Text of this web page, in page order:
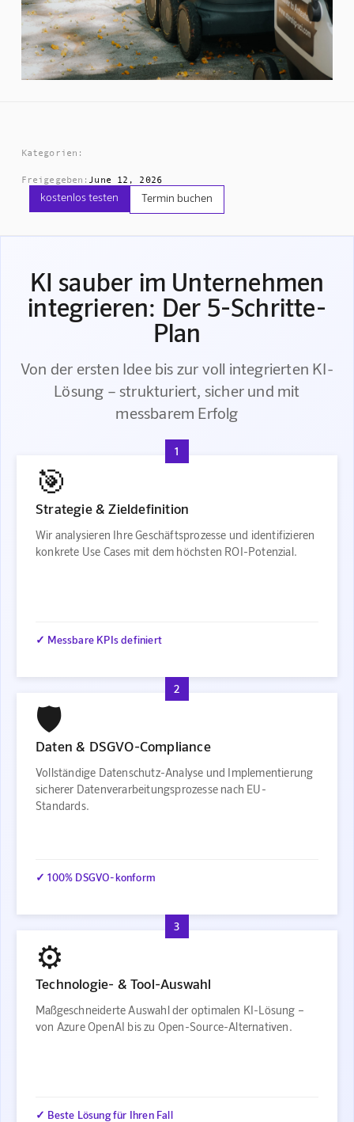
Kategorien:
Freigegeben: June 12, 2026
kostenlos testen Termin buchen
KI sauber im Unternehmen
integrieren: Der 5-Schritte-
Plan
Von der ersten Idee bis zur voll integrierten KI-
Lösung – strukturiert, sicher und mit
messbarem Erfolg
1
🎯
Strategie & Zieldefinition
Wir analysieren Ihre Geschäftsprozesse und identifizieren
konkrete Use Cases mit dem höchsten ROI-Potenzial.
✓ Messbare KPIs definiert
2
🛡️
Daten & DSGVO-Compliance
Vollständige Datenschutz-Analyse und Implementierung
sicherer Datenverarbeitungsprozesse nach EU-
Standards.
✓ 100% DSGVO-konform
3
⚙️
Technologie- & Tool-Auswahl
Maßgeschneiderte Auswahl der optimalen KI-Lösung –
von Azure OpenAI bis zu Open-Source-Alternativen.
✓ Beste Lösung für Ihren Fall